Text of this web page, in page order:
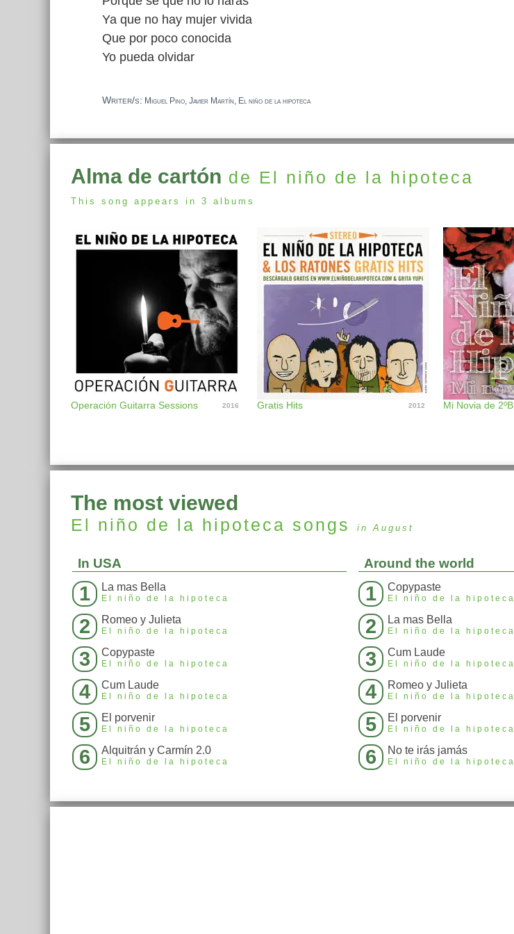
Ya que no hay mujer vivida
Que por poco conocida
Yo pueda olvidar
Writer/s: Miguel Pino, Javier Martín, El niño de la hipoteca
Alma de cartón de El niño de la hipoteca
This song appears in 3 albums
Operación Guitarra Sessions 2016 Gratis Hits 2012 Mi Novia de 2ºB
The most viewed
El niño de la hipoteca songs in August
In USA
1 La mas Bella
El niño de la hipoteca
2 Romeo y Julieta
El niño de la hipoteca
3 Copypaste
El niño de la hipoteca
4 Cum Laude
El niño de la hipoteca
5 El porvenir
El niño de la hipoteca
6 Alquitrán y Carmín 2.0
El niño de la hipoteca
Around the world
1 Copypaste
El niño de la hipoteca
2 La mas Bella
El niño de la hipoteca
3 Cum Laude
El niño de la hipoteca
4 Romeo y Julieta
El niño de la hipoteca
5 El porvenir
El niño de la hipoteca
6 No te irás jamás
El niño de la hipoteca